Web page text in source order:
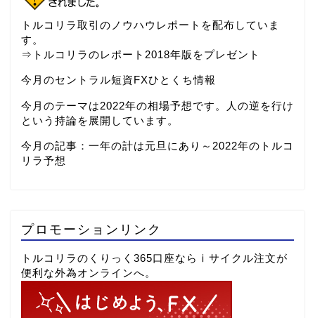
トルコリラ取引のノウハウレポートを配布していま
す。
⇒ トルコリラのレポート2018年版をプレゼント
今月のセントラル短資FXひとくち情報
今月のテーマは2022年の相場予想です。人の逆を行け
という持論を展開しています。
今月の記事： 一年の計は元旦にあり～2022年のトルコ
リラ予想
プロモーションリンク
トルコリラのくりっく365口座ならⅰサイクル注文が
便利な外為オンラインへ。